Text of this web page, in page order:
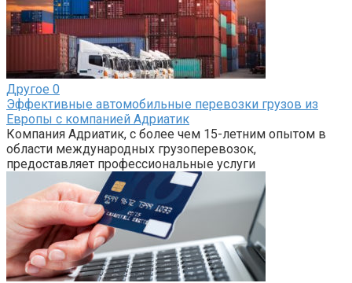
Другое 0
Эффективные автомобильные перевозки грузов из
Европы с компанией Адриатик
Компания Адриатик, с более чем 15-летним опытом в
области международных грузоперевозок,
предоставляет профессиональные услуги